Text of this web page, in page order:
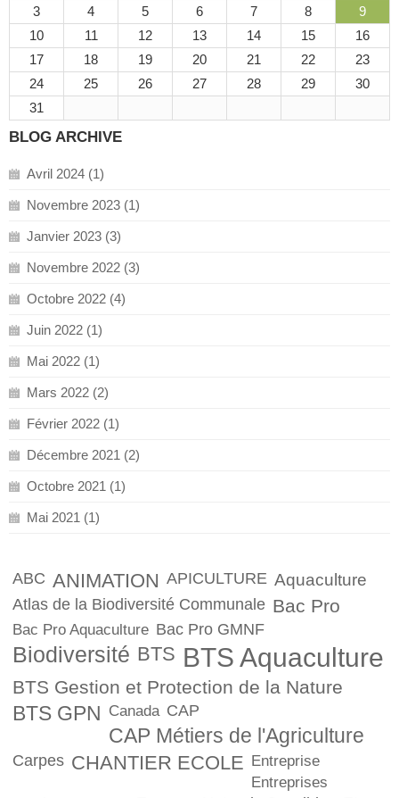
3
4 5 6 7 8
9
10
11 12 13 14 15
16
17
18 19 20 21 22
23
24
25 26 27 28 29
30
31
BLOG ARCHIVE
Avril 2024 (1)
Novembre 2023 (1)
Janvier 2023 (3)
Novembre 2022 (3)
Octobre 2022 (4)
Juin 2022 (1)
Mai 2022 (1)
Mars 2022 (2)
Février 2022 (1)
Décembre 2021 (2)
Octobre 2021 (1)
Mai 2021 (1)
ABC ANIMATION APICULTURE Aquaculture
Atlas de la Biodiversité Communale Bac Pro
Bac Pro Aquaculture Bac Pro GMNF
Biodiversité BTS BTS Aquaculture
BTS Gestion et Protection de la Nature
BTS GPN Canada CAP
CAP Métiers de l'Agriculture
Carpes CHANTIER ECOLE Entreprise
Entreprises